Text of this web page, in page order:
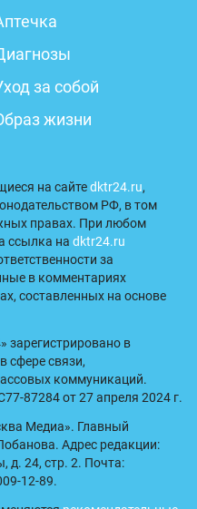
за собой
жизни
на сайтеdktr24.ru,
РФ, в том
правах. При любом
ссылка на dktr24.ru
за
в комментариях
составленных на основе
зарегистрировано в
сфере связи,
коммуникаций.
87284 от 27 апреля 2024 г.
Медиа». Главный
Адрес редакции:
д. 24, стр. 2. Почта:
12-89.